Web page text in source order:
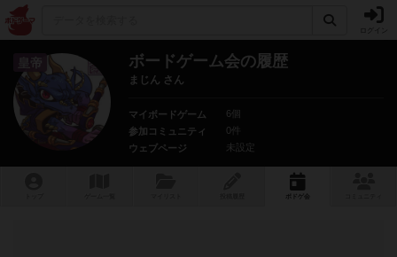
皇帝 ボードゲーム会の履歴
まじん さん
マイボードゲーム
6個
参加コミュニティ
0件
ウェブページ
未設定
ボ ドゲ